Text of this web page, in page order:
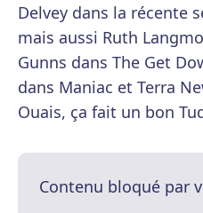
Delvey dans la récente
mais aussi Ruth
Gunns dans The Get
dans Maniac et Terra
Ouais, ça fait un bon
Contenu bloqué par